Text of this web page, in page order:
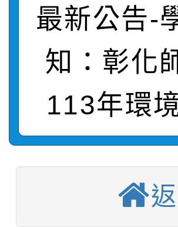
賽實施要點
比賽實施要點
轉知：「115
動辦法」
轉知臺中市
城市手牽手，
畫影片一案
轉知：「115
劇比賽實施
表
轉知：桃園
敬師藝文競賽
【甄選結果(
結果(第11招)
【甄選結果(
學年度第1學
【甄選結果(
最新公告-
知：彰化
113年環